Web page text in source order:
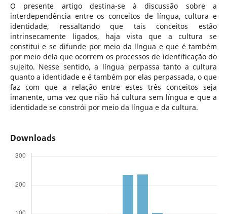
O presente artigo destina-se à discussão sobre a
interdependência entre os conceitos de língua, cultura e
identidade, ressaltando que tais conceitos estão
intrinsecamente ligados, haja vista que a cultura se
constitui e se difunde por meio da língua e que é também
por meio dela que ocorrem os processos de identificação do
sujeito. Nesse sentido, a língua perpassa tanto a cultura
quanto a identidade e é também por elas perpassada, o que
faz com que a relação entre estes três conceitos seja
imanente, uma vez que não há cultura sem língua e que a
identidade se constrói por meio da língua e da cultura.
Downloads